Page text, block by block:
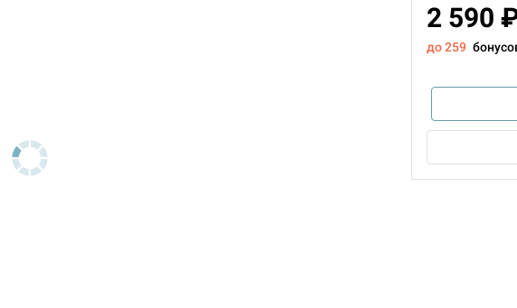
2 590
до 259